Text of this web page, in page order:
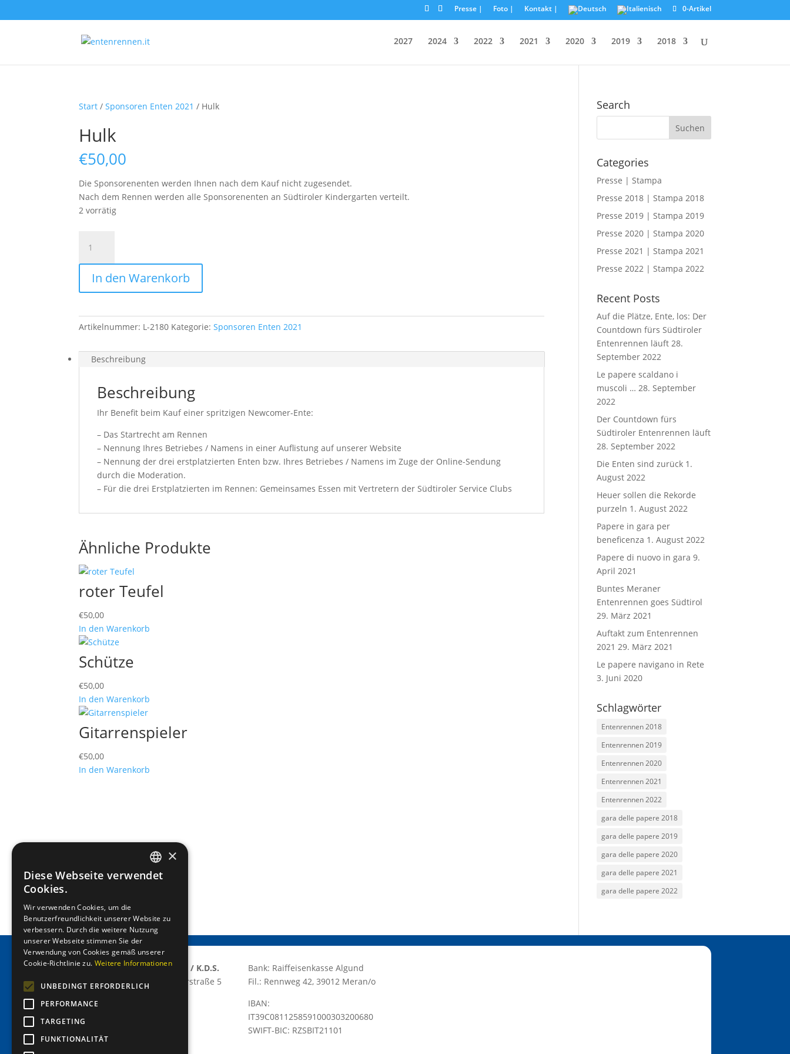
Presse | Foto | Kontakt | 0-Artikel
2027 2024 2022 2021 2020 2019 2018
Start /Sponsoren Enten 2021 / Hulk
Hulk
€50,00
Die Sponsorenenten werden Ihnen nach dem Kauf nicht zugesendet.
Nach dem Rennen werden alle Sponsorenenten an Südtiroler Kindergarten verteilt.
2 vorrätig
Menge
In den Warenkorb
Artikelnummer: L-2180 Kategorie:Sponsoren Enten 2021
Beschreibung
Beschreibung
Ihr Benefit beim Kauf einer spritzigen Newcomer-Ente:
– Das Startrecht am Rennen
– Nennung Ihres Betriebes / Namens in einer Auflistung auf unserer Website
– Nennung der drei erstplatzierten Enten bzw. Ihres Betriebes / Namens im Zuge der Online-Sendung
durch die Moderation.
– Für die drei Erstplatzierten im Rennen: Gemeinsames Essen mit Vertretern der Südtiroler Service Clubs
Ähnliche Produkte
roter Teufel
€50,00
In den Warenkorb
Schütze
€50,00
In den Warenkorb
Gitarrenspieler
€50,00
In den Warenkorb
Search
Categories
Presse | Stampa
Presse 2018 | Stampa 2018
Presse 2019 | Stampa 2019
Presse 2020 | Stampa 2020
Presse 2021 | Stampa 2021
Presse 2022 | Stampa 2022
Recent Posts
Auf die Plätze, Ente, los: Der
Countdown fürs Südtiroler
Entenrennen läuft 28.
September 2022
Le papere scaldano i
muscoli … 28. September
2022
Der Countdown fürs
Südtiroler Entenrennen läuft
28. September 2022
Die Enten sind zurück 1.
August 2022
Heuer sollen die Rekorde
purzeln 1. August 2022
Papere in gara per
beneficenza 1. August 2022
Papere di nuovo in gara 9.
April 2021
Buntes Meraner
Entenrennen goes Südtirol
29. März 2021
Auftakt zum Entenrennen
2021 29. März 2021
Le papere navigano in Rete
3. Juni 2020
Schlagwörter
Entenrennen 2018
Entenrennen 2019
Entenrennen 2020
Entenrennen 2021
Entenrennen 2022
gara delle papere 2018
gara delle papere 2019
gara delle papere 2020
gara delle papere 2021
gara delle papere 2022
Lions Club Meran/o E.T.S / K.D.S.
Via Grabmayr – Grabmayrstraße 5
P.IVA: 03310420215
C.D.: T9K4ZHO
Bank: Raiffeisenkasse Algund
Fil.: Rennweg 42, 39012 Meran/o
IBAN:
IT39C0811258591000303200680
SWIFT-BIC: RZSBIT21101
GERMAN
×
Diese Webseite verwendet
Cookies.
Wir verwenden Cookies, um die
Benutzerfreundlichkeit unserer Website zu
verbessern. Durch die weitere Nutzung
unserer Webseite stimmen Sie der
Verwendung von Cookies gemäß unserer
Cookie-Richtlinie zu. Weitere Informationen
UNBEDINGT ERFORDERLICH
PERFORMANCE
TARGETING
FUNKTIONALITÄT